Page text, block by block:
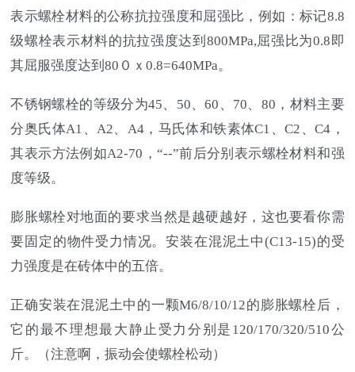
表示螺栓材料的公称抗拉强度和屈强比，例如：标记8.8
级螺栓表示材料的抗拉强度达到800MPa,屈强比为0.8即
其屈服强度达到80０ｘ0.8=640MPa。
不锈钢螺栓的等级分为45、50、60、70、80，材料主要
分奥氏体A1、A2、A4，马氏体和铁素体C1、C2、C4，
其表示方法例如A2-70，“--”前后分别表示螺栓材料和强
度等级。
膨胀螺栓对地面的要求当然是越硬越好，这也要看你需
要固定的物件受力情况。安装在混泥土中(C13-15)的受
力强度是在砖体中的五倍。
正确安装在混泥土中的一颗M6/8/10/12的膨胀螺栓后，
它的最不理想最大静止受力分别是120/170/320/510公
斤。（注意啊，振动会使螺栓松动）